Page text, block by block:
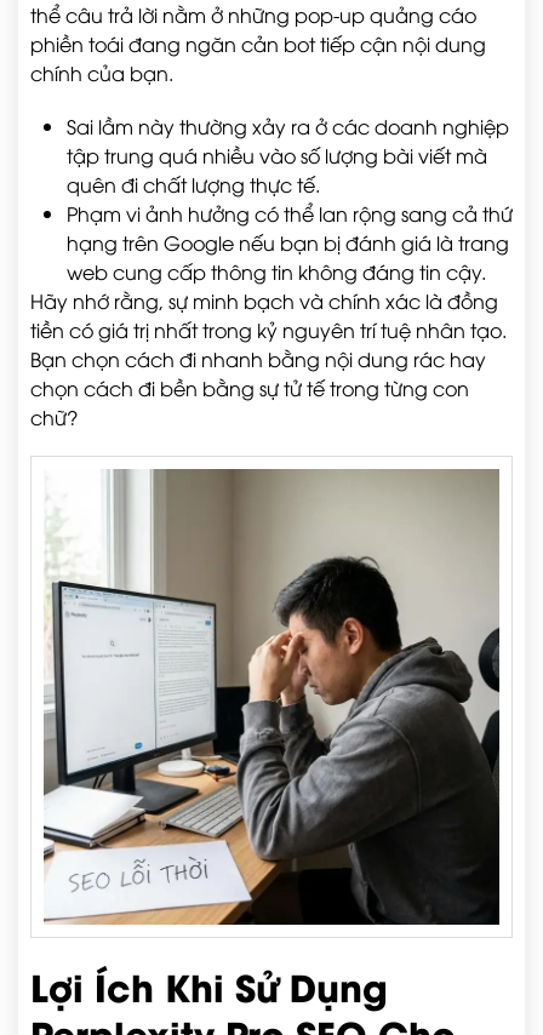
thể câu trả lời nằm ở những pop-up quảng cáo
phiền toái đang ngăn cản bot tiếp cận nội dung
chính của bạn.
Sai lầm này thường xảy ra ở các doanh nghiệp
tập trung quá nhiều vào số lượng bài viết mà
quên đi chất lượng thực tế.
Phạm vi ảnh hưởng có thể lan rộng sang cả thứ
hạng trên Google nếu bạn bị đánh giá là trang
web cung cấp thông tin không đáng tin cậy.
Hãy nhớ rằng, sự minh bạch và chính xác là đồng
tiền có giá trị nhất trong kỷ nguyên trí tuệ nhân tạo.
Bạn chọn cách đi nhanh bằng nội dung rác hay
chọn cách đi bền bằng sự tử tế trong từng con
chữ?
Lợi Ích Khi Sử Dụng